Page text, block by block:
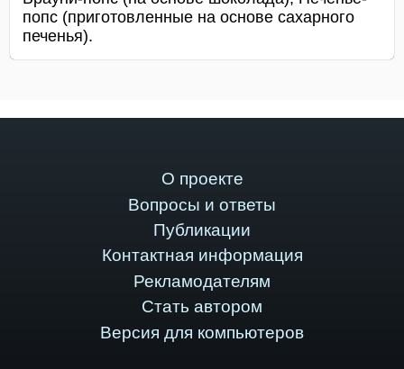
попс (приготовленные на основе сахарного
печенья).
О проекте
Вопросы и ответы
Публикации
Контактная информация
Рекламодателям
Стать автором
Версия для компьютеров